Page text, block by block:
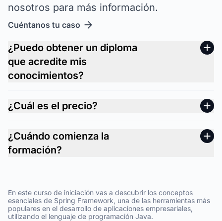
nosotros para más información.
Cuéntanos tu caso
¿Puedo obtener un diploma
que acredite mis
conocimientos?
¿Cuál es el precio?
¿Cuándo comienza la
formación?
En este curso de iniciación vas a descubrir los conceptos
esenciales de Spring Framework, una de las herramientas más
populares en el desarrollo de aplicaciones empresariales,
utilizando el lenguaje de programación Java.